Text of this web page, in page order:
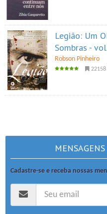
Legião: Um
Sombras -
Robson Pinheiro
22158
Cadastre-se e receba nossas